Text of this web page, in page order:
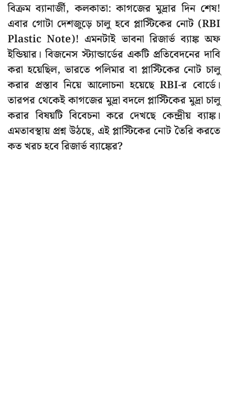
বিক্রম ব্যানার্জী, কলকাতা: কাগজের মুদ্রার দিন শেষ!
এবার গোটা দেশজুড়ে চালু হবে প্লাস্টিকের নোট (RBI
Plastic Note)! এমনটাই ভাবনা রিজার্ভ ব্যাঙ্ক অফ
ইন্ডিয়ার। বিজনেস স্ট্যান্ডার্ডের একটি প্রতিবেদনের দাবি
করা হয়েছিল, ভারতে পলিমার বা প্লাস্টিকের নোট চালু
করার প্রস্তাব নিয়ে আলোচনা হয়েছে RBI-র বোর্ডে।
তারপর থেকেই কাগজের মুদ্রা বদলে প্লাস্টিকের মুদ্রা চালু
করার বিষয়টি বিবেচনা করে দেখছে কেন্দ্রীয় ব্যাঙ্ক।
এমতাবস্থায় প্রশ্ন উঠছে, এই প্লাস্টিকের নোট তৈরি করতে
কত খরচ হবে রিজার্ভ ব্যাঙ্কের?